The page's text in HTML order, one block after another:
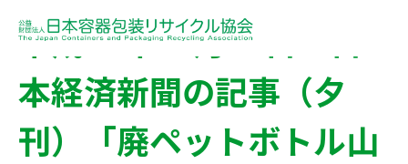
平成24年11月24日 日
本経済新聞の記事（夕
刊）「廃ペットボトル山